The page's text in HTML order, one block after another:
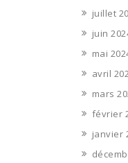
juillet
juin
mai
avril
mars
février
janvier